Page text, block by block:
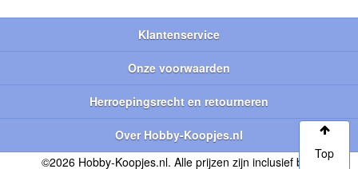
Klantenservice
Onze voorwaarden
Herroepingsrecht en retourneren
Over Hobby-Koopjes.nl
©2026 Hobby-Koopjes.nl. Alle prijzen zijn inclusief btw.
Top